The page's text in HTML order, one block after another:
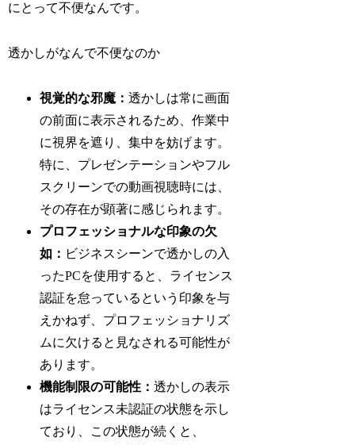
にとって不便なんです。
透かしがなんで不便なのか
視覚的な邪魔：透かしは常に画面
の前面に表示されるため、作業中
に視界を遮り、集中を妨げます。
特に、プレゼンテーションやフル
スクリーンでの動画視聴時には、
その存在が顕著に感じられます。
プロフェッショナルな印象の欠
如： ビジネスシーンで透かしの入
ったPCを使用すると、ライセンス
認証を怠っているという印象を与
えかねず、プロフェッショナリズ
ムに欠けると見なされる可能性が
あります。
機能制限の可能性：透かしの表示
はライセンス未認証の状態を示し
ており、この状態が続くと、